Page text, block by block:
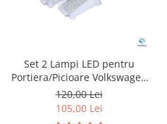
Set 2 Lampi LED pentru
Portiera/Picioare Volkswagen
Seat Skoda
120,00 Lei
105,00 Lei